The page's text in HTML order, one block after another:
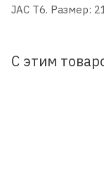
JAC T6. Размер:
С этим